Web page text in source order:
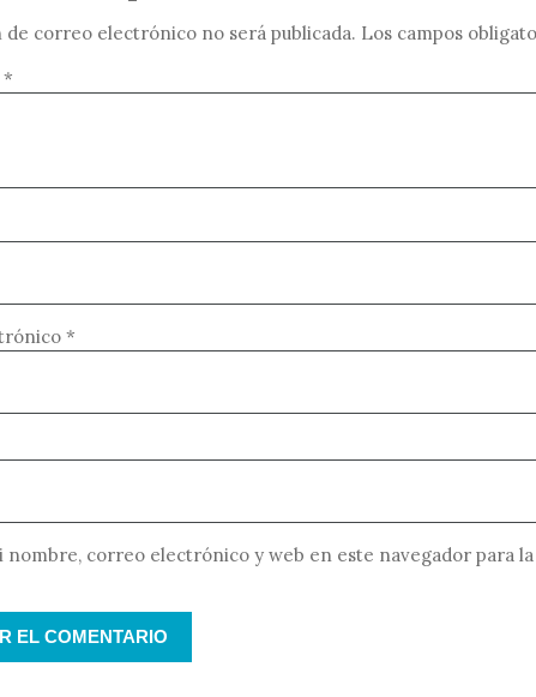
de correo electrónico no será publicada. Los campos
*
*
nombre, correo electrónico y web en este navegador para